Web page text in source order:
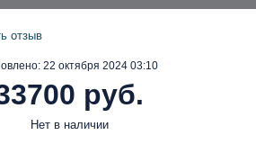
22 октября 2024 03:10
Нет в наличии
отзыв
руб.